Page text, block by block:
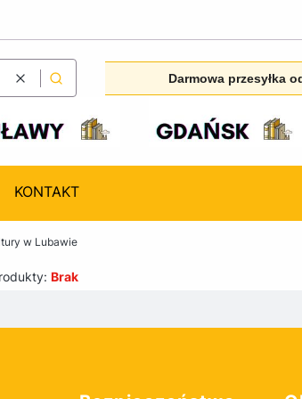
WyczyśćSzukaj Darmowa przesyłka
KONTAKT
w Lubawie
Brak